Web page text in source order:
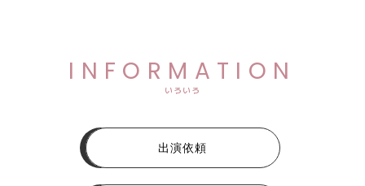
INFORMATION
いろいろ
出演依頼